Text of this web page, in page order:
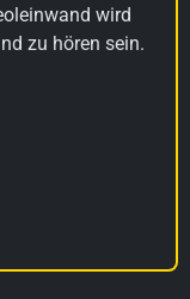
wird
zu hören sein.